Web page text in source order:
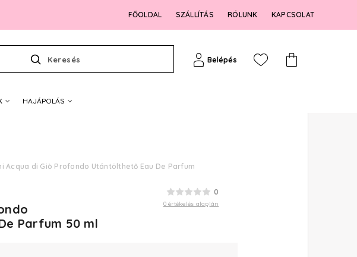
FŐOLDAL SZÁLLÍTÁS RÓLUNK KAPCSOLAT
Keresés Belépés
HAJÁPOLÁS
Acqua di Giò Profondo Utántölthető Eau De Parfum
0
0 értékelés alapján
Parfum 50 ml